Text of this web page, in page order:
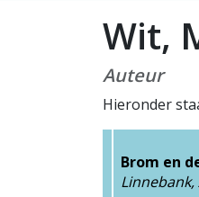
Wit,
Auteur
Hieronder
Brom en
Linnebank,